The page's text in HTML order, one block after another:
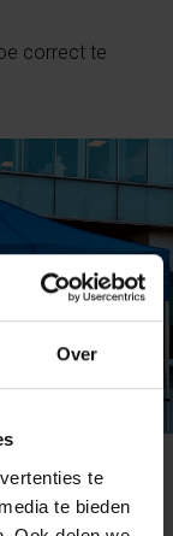
Over
te
te bieden
correct te